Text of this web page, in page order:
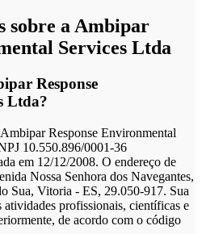
sobre a Ambipar
Services Ltda
Response
Ltda?
Response Environmental
10.550.896/0001-36
em 12/12/2008. O endereço de
Nossa Senhora dos Navegantes,
Sua, Vitoria - ES, 29.050-917. Sua
profissionais, científicas e
de acordo com o código